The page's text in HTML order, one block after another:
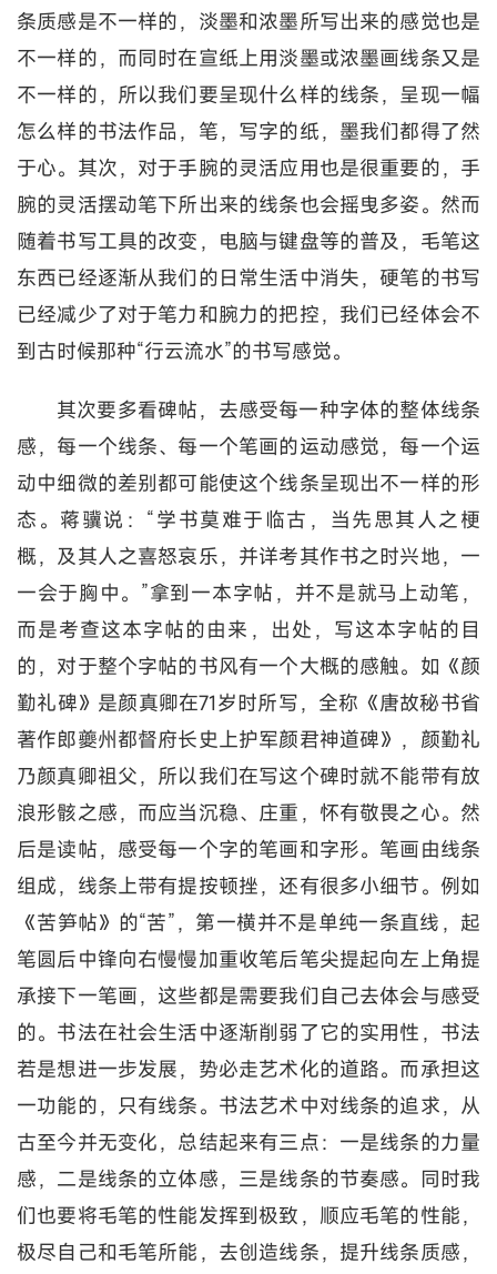
条质感是不一样的，淡墨和浓墨所写出来的感觉也是
不一样的，而同时在宣纸上用淡墨或浓墨画线条又是
不一样的，所以我们要呈现什么样的线条，呈现一幅
怎么样的书法作品，笔，写字的纸，墨我们都得了然
于心。其次，对于手腕的灵活应用也是很重要的，手
腕的灵活摆动笔下所出来的线条也会摇曳多姿。然而
随着书写工具的改变，电脑与键盘等的普及，毛笔这
东西已经逐渐从我们的日常生活中消失，硬笔的书写
已经减少了对于笔力和腕力的把控，我们已经体会不
到古时候那种“行云流水”的书写感觉。
其次要多看碑帖，去感受每一种字体的整体线条
感，每一个线条、每一个笔画的运动感觉，每一个运
动中细微的差别都可能使这个线条呈现出不一样的形
态。蒋骥说：“学书莫难于临古，当先思其人之梗
概，及其人之喜怒哀乐，并详考其作书之时兴地，一
一会于胸中。”拿到一本字帖，并不是就马上动笔，
而是考查这本字帖的由来，出处，写这本字帖的目
的，对于整个字帖的书风有一个大概的感触。如《颜
勤礼碑》是颜真卿在71岁时所写，全称《唐故秘书省
著作郎夔州都督府长史上护军颜君神道碑》，颜勤礼
乃颜真卿祖父，所以我们在写这个碑时就不能带有放
浪形骸之感，而应当沉稳、庄重，怀有敬畏之心。然
后是读帖，感受每一个字的笔画和字形。笔画由线条
组成，线条上带有提按顿挫，还有很多小细节。例如
《苦笋帖》的“苦”，第一横并不是单纯一条直线，起
笔圆后中锋向右慢慢加重收笔后笔尖提起向左上角提
承接下一笔画，这些都是需要我们自己去体会与感受
的。书法在社会生活中逐渐削弱了它的实用性，书法
若是想进一步发展，势必走艺术化的道路。而承担这
一功能的，只有线条。书法艺术中对线条的追求，从
古至今并无变化，总结起来有三点：一是线条的力量
感，二是线条的立体感，三是线条的节奏感。同时我
们也要将毛笔的性能发挥到极致，顺应毛笔的性能，
极尽自己和毛笔所能，去创造线条，提升线条质感，